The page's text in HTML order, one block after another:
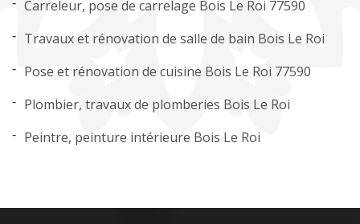
Carreleur, pose de carrelage Bois Le Roi 77590
Travaux et rénovation de salle de bain Bois Le Roi
Pose et rénovation de cuisine Bois Le Roi 77590
Plombier, travaux de plomberies Bois Le Roi
Peintre, peinture intérieure Bois Le Roi